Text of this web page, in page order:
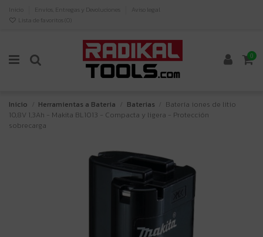
Inicio Envíos, Entregas y Devoluciones
Aviso legal
Lista de favoritos ( 0)
0
Inicio Herramientas a Bateria Baterias
Batería iones de litio
10,8V 1,3Ah - Makita BL1013 - Compacta y ligera - Protección
sobrecarga